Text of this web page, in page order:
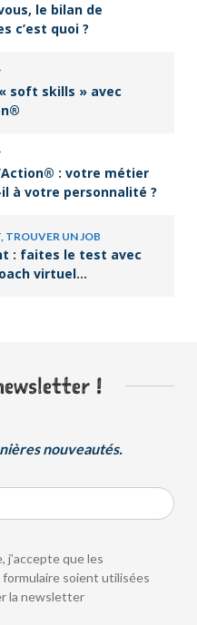
le bilan de
c’est quoi ?
: votre métier
à votre personnalité ?
TROUVER UN JOB
: faites le test avec
virtuel
!
nouveautés.
j’accepte que les
soient utilisées
la newsletter